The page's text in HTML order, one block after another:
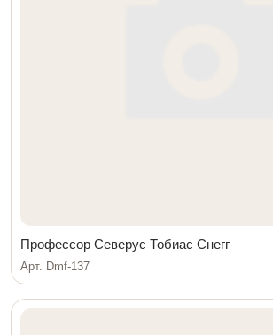
Профессор Северус Тобиас Снегг
Арт. Dmf-137